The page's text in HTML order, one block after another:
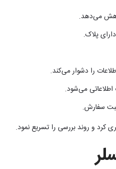
می‌دهد.
پلاک.
را دشوار می‌کند.
اطلاعاتی می‌شود.
ثبت سفارش.
کرد و روند بررسی را تسریع نمود.